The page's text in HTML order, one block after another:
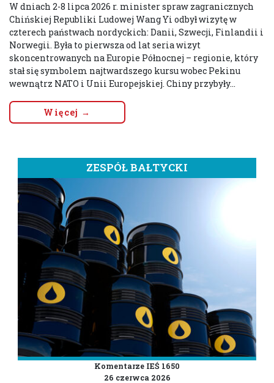
W dniach 2-8 lipca 2026 r. minister spraw zagranicznych
Chińskiej Republiki Ludowej Wang Yi odbył wizytę w
czterech państwach nordyckich: Danii, Szwecji, Finlandii i
Norwegii. Była to pierwsza od lat seria wizyt
skoncentrowanych na Europie Północnej – regionie, który
stał się symbolem najtwardszego kursu wobec Pekinu
wewnątrz NATO i Unii Europejskiej. Chiny przybyły...
Więcej →
ZESPÓŁ BAŁTYCKI
Komentarze IEŚ 1650
26 czerwca 2026